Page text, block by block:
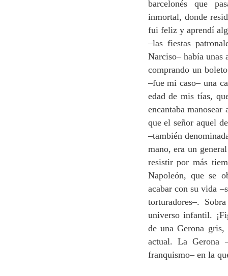
barcelonés que
inmortal, donde
fui feliz y aprendí
–las fiestas
Narciso– había unas
comprando un
–fue mi caso– una
edad de mis tías,
encantaba
que el señor aquel
–también
mano, era un
resistir por más
Napoleón, que se
acabar con su vida
torturadores–.
universo infantil.
de una Gerona
actual. La Gerona
franquismo– en la